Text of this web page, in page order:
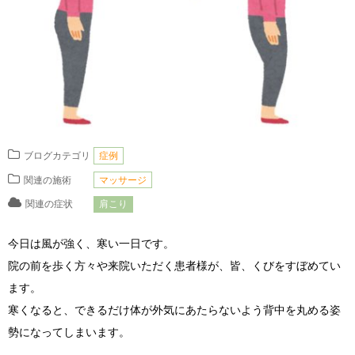
ブログカテゴリ 症例
関連の施術 マッサージ
関連の症状 肩こり
今日は風が強く、寒い一日です。
院の前を歩く方々や来院いただく患者様が、皆、くびをすぼめてい
ます。
寒くなると、できるだけ体が外気にあたらないよう背中を丸める姿
勢になってしまいます。